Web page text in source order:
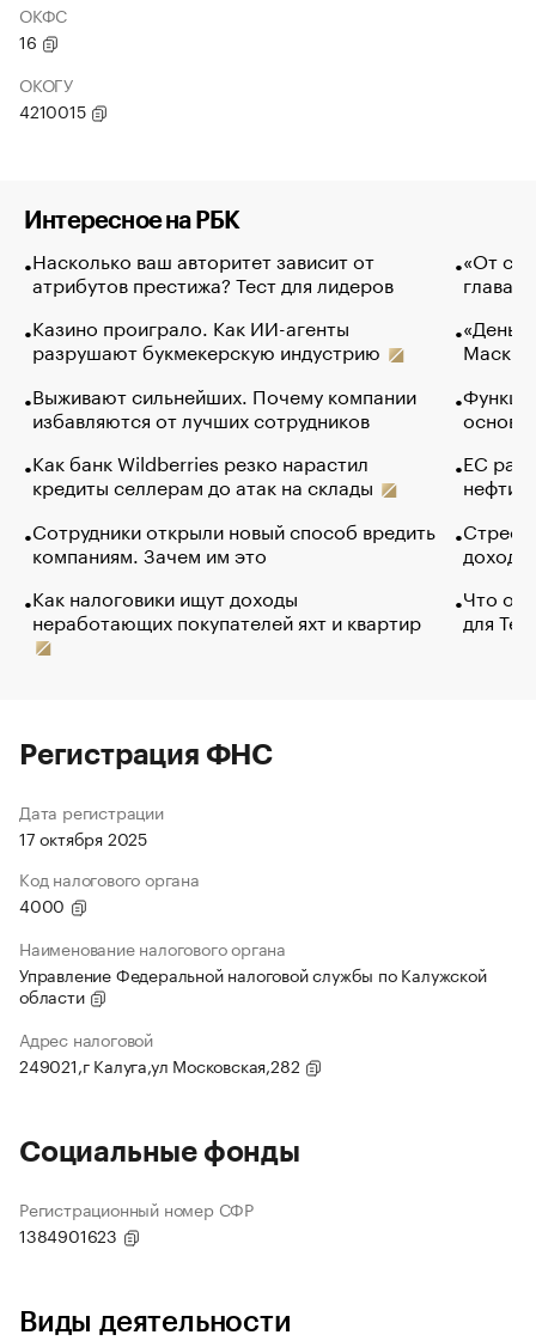
ОКФС
16
ОКОГУ
4210015
Интересное на РБК
Насколько ваш авторитет зависит от
атрибутов престижа? Тест для лидеров
Казино проиграло. Как ИИ-агенты
разрушают букмекерскую индустрию
Выживают сильнейших. Почему компании
избавляются от лучших сотрудников
Как банк Wildberries резко нарастил
кредиты селлерам до атак на склады
Сотрудники открыли новый способ вредить
компаниям. Зачем им это
Как налоговики ищут доходы
неработающих покупателей яхт и квартир
«От
глава
Маск в
основ
ЕС
нефти
Что
для
Регистрация ФНС
Дата регистрации
17 октября 2025
Код налогового органа
4000
Наименование налогового органа
Управление Федеральной налоговой службы по Калужской
области
Адрес налоговой
249021,г Калуга,ул Московская,282
Социальные фонды
Регистрационный номер СФР
1384901623
Виды деятельности